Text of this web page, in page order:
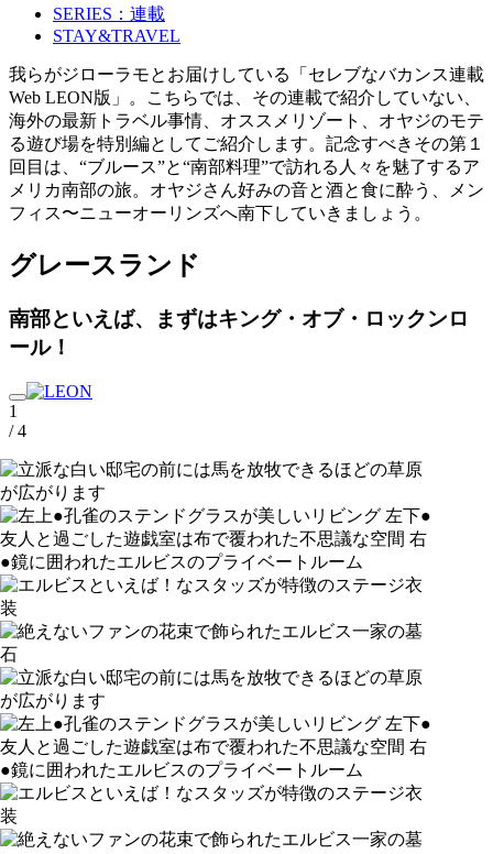
SERIES：連載
STAY&TRAVEL
我らがジローラモとお届けしている「セレブなバカンス連載
Web LEON版」。こちらでは、その連載で紹介していない、
海外の最新トラベル事情、オススメリゾート、オヤジのモテ
る遊び場を特別編としてご紹介します。記念すべきその第１
回目は、“ブルース”と“南部料理”で訪れる人々を魅了するア
メリカ南部の旅。オヤジさん好みの音と酒と食に酔う、メン
フィス〜ニューオーリンズへ南下していきましょう。
グレースランド
南部といえば、まずはキング・オブ・ロックンロ
ール！
1
/ 4